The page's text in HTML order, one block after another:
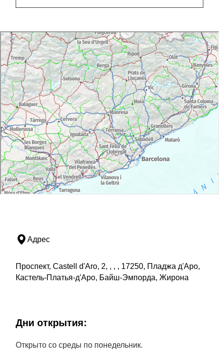
Адрес
Проспект, Castell d'Aro, 2, , , , 17250, Пладжа д'Аро,
Кастель-Платья-д'Аро, Байш-Эмпорда, Жирона
Дни открытия:
Открыто со среды по понедельник.